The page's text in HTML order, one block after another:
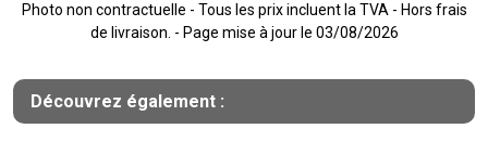
Photo non contractuelle - Tous les prix incluent la TVA - Hors frais
de livraison. - Page mise à jour le 03/08/2026
Découvrez également :